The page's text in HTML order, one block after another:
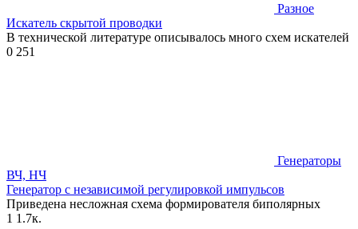
Разное
Искатель скрытой проводки
В технической литературе описывалось много схем искателей
0 251
Генераторы
ВЧ, НЧ
Генератор с независимой регулировкой импульсов
Приведена несложная схема формирователя биполярных
1 1.7к.